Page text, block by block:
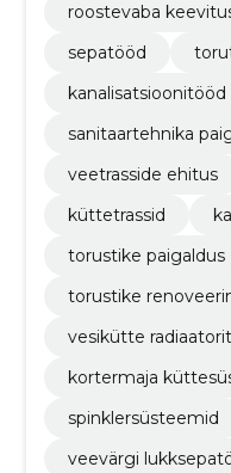
roostevaba
sepatööd
kanalisatsioonitööd
sanitaartehnika
veetrasside ehitus
küttetrassid
torustike paigaldus
torustike
vesikütte
kortermaja
spinklersüsteemid
veevärgi